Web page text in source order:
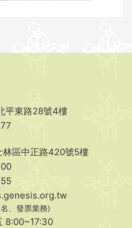
平東路28號4樓
林區中正路420號5樓
、發票業務)
8:00~17:30